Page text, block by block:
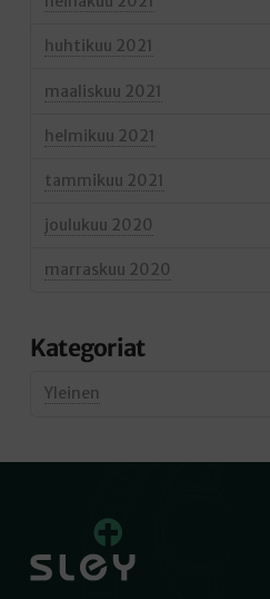
huhtikuu 2021
maaliskuu 2021
helmikuu 2021
tammikuu 2021
joulukuu 2020
marraskuu 2020
Kategoriat
Yleinen